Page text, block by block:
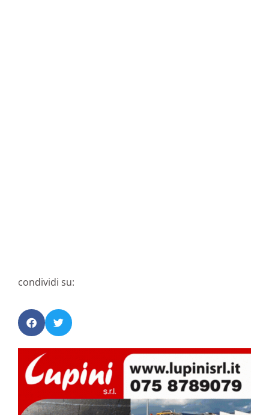
condividi su: